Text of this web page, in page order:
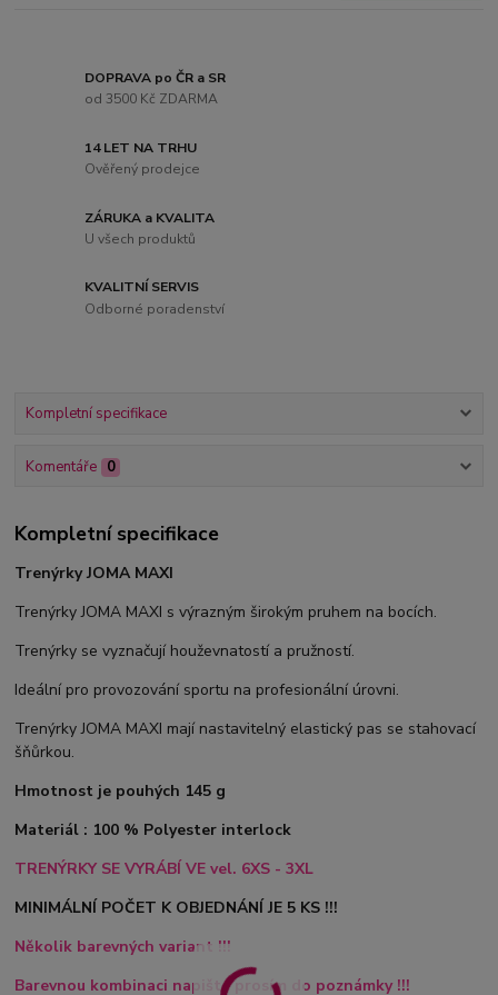
DOPRAVA po ČR a SR
od 3500 Kč ZDARMA
14 LET NA TRHU
Ověřený prodejce
ZÁRUKA a KVALITA
U všech produktů
KVALITNÍ SERVIS
Odborné poradenství
Kompletní specifikace
Komentáře 0
Kompletní specifikace
Trenýrky JOMA MAXI
Trenýrky JOMA MAXI s výrazným širokým pruhem na bocích.
Trenýrky se vyznačují houževnatostí a pružností.
Ideální pro provozování sportu na profesionální úrovni.
Trenýrky JOMA MAXI mají nastavitelný elastický pas se stahovací
šňůrkou.
Hmotnost je pouhých 145 g
Materiál : 100 % Polyester interlock
TRENÝRKY SE VYRÁBÍ VE vel. 6XS - 3XL
MINIMÁLNÍ POČET K OBJEDNÁNÍ JE 5 KS !!!
Několik barevných variant !!!
Barevnou kombinaci napište prosím do poznámky !!!